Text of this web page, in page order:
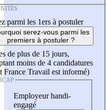
parmi les 1ers à postuler
serez-vous parmi les
premiers à postuler ?
de plus de 15 jours,
moins de 4 candidatures
France Travail est informé)
Employeur handi-
engagé